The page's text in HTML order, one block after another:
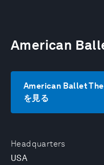
Headquarters
USA
American
American Ballet
を見る